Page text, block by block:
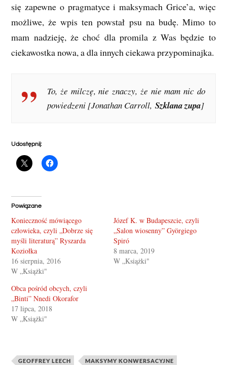
się zapewne o pragmatyce i maksymach Grice’a, więc
możliwe, że wpis ten powstał psu na budę. Mimo to
mam nadzieję, że choć dla promila z Was będzie to
ciekawostka nowa, a dla innych ciekawa przypominajka.
To, że milczę, nie znaczy, że nie mam nic do
powiedzeni [Jonathan Carroll,Szklana zupa]
Udostępnij:
Powiązane
Konieczność mówiącego
człowieka, czyli „Dobrze się
myśli literaturą” Ryszarda
Koziołka
16 sierpnia, 2016
W „Książki"
Józef K. w Budapeszcie, czyli
„Salon wiosenny” Györgiego
Spiró
8 marca, 2019
W „Książki"
Obca pośród obcych, czyli
„Binti” Nnedi Okorafor
17 lipca, 2018
W „Książki"
GEOFFREY LEECH MAKSYMY KONWERSACYJNE